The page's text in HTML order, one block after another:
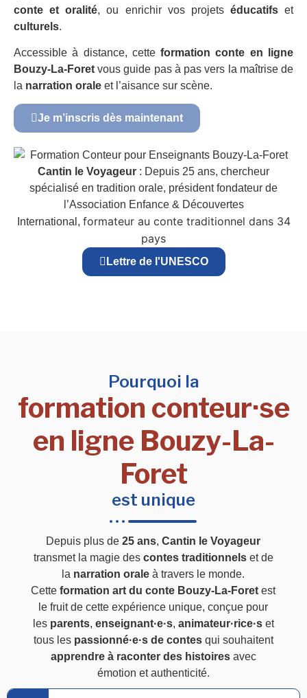
conte et oralité, ou enrichir vos projets éducatifset
culturels.
Accessible à distance, cetteformation conte en ligne
Bouzy-La-Foret vous guide pas à pas vers la maîtrise de
la narration orale et l’aisance sur scène.
Je m’inscris dès maintenant
Cantin le Voyageur : Depuis 25 ans, chercheur
spécialisé en tradition orale, président fondateur de
l’Association Enfance & Découvertes
International, formateur au conte traditionnel dans 34
pays
Lettre de l'UNESCO
Pourquoi la
formation conteur·se
en ligne Bouzy-La-
Foret
est unique
Depuis plus de25 ans,Cantin le Voyageur
transmet la magie des contes traditionnelset de
la narration orale à travers le monde.
Cetteformation art du conte Bouzy-La-Foret est
le fruit de cette expérience unique, conçue pour
les parents, enseignant·e·s, animateur·rice·set
tous les passionné·e·s de contesqui souhaitent
apprendre à raconter des histoiresavec
émotion et authenticité.